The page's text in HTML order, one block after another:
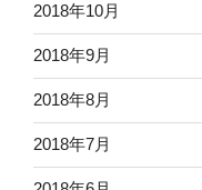
2018年10月
2018年9月
2018年8月
2018年7月